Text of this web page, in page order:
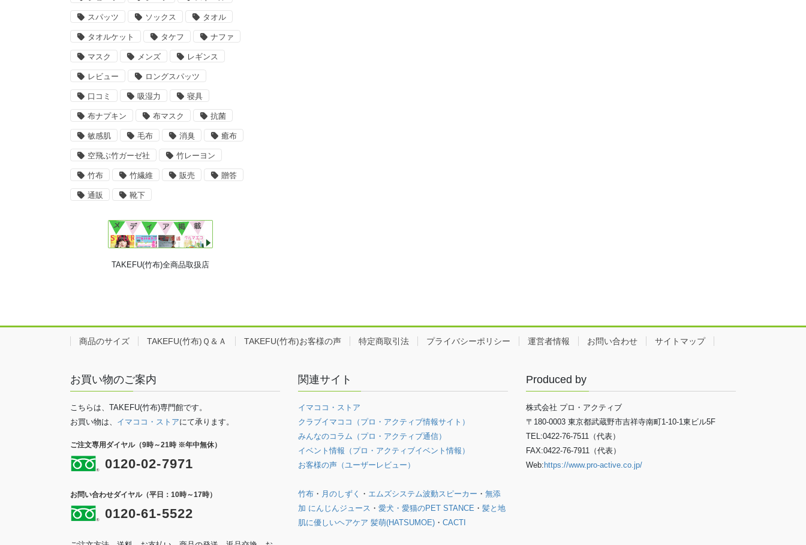
スパッツ ソックス タオル
タオルケット タケフ ナファ
マスク メンズ レギンス
レビュー ロングスパッツ
口コミ 吸湿力 寝具
布ナプキン 布マスク 抗菌
敏感肌 毛布 消臭 癒布
空飛ぶ竹ガーゼ社 竹レーヨン
竹布 竹繊維 販売 贈答
通販 靴下
TAKEFU(竹布)全商品取扱店
商品のサイズ TAKEFU(竹布)Ｑ＆Ａ TAKEFU(竹布)お客様の声 特定商取引法 プライバシーポリシー 運営者情報 お問い合わせ サイトマップ
お買い物のご案内
こちらは、TAKEFU(竹布)専門館です。
お買い物は、 イマココ・ストアにて承ります。
ご注文専用ダイヤル（9時～21時 ※年中無休）
0120-02-7971
お問い合わせダイヤル（平日：10時～17時）
0120-61-5522
関連サイト
イマココ・ストア
クラブイマココ（プロ・アクティブ情報サイト）
みんなのコラム（プロ・アクティブ通信）
イベント情報（プロ・アクティブイベント情報）
お客様の声（ユーザーレビュー）
竹布 ・ 月のしずく ・ エムズシステム波動スピーカー ・ 無添
加 にんじんジュース ・ 愛犬・愛猫のPET STANCE ・ 髪と地
肌に優しいヘアケア 髪萌(HATSUMOE) ・ CACTI
Produced by
株式会社 プロ・アクティブ
〒180-0003 東京都武蔵野市吉祥寺南町1-10-1東ビル5F
TEL:0422-76-7511（代表）
FAX:0422-76-7911（代表）
Web:https://www.pro-active.co.jp/